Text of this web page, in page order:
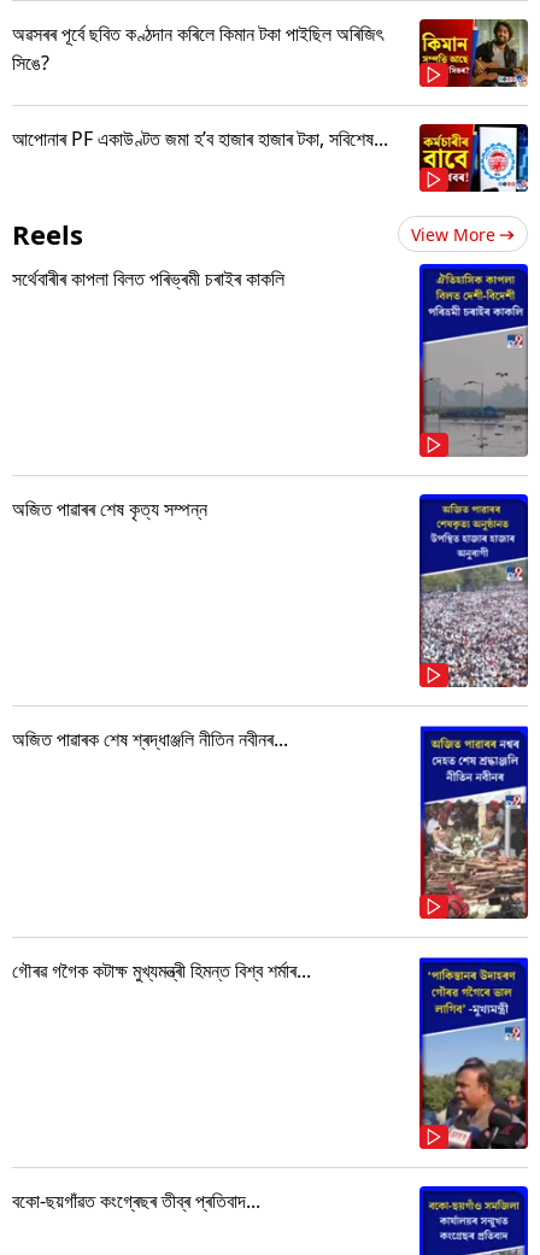
অৱসৰৰ পূৰ্বে ছবিত কণ্ঠদান কৰিলে কিমান টকা পাইছিল অৰিজিৎ
সিঙে?
আপোনাৰ PF একাউণ্টত জমা হ’ব হাজাৰ হাজাৰ টকা, সবিশেষ...
Reels View More
সৰ্থেবাৰীৰ কাপলা বিলত পৰিভ্ৰমী চৰাইৰ কাকলি
অজিত পাৱাৰৰ শেষ কৃত্য সম্পন্ন
অজিত পাৱাৰক শেষ শ্ৰদ্ধাঞ্জলি নীতিন নবীনৰ...
গৌৰৱ গগৈক কটাক্ষ মুখ্যমন্ত্ৰী হিমন্ত বিশ্ব শৰ্মাৰ...
বকো-ছয়গাঁৱত কংগ্ৰেছৰ তীব্ৰ প্ৰতিবাদ...